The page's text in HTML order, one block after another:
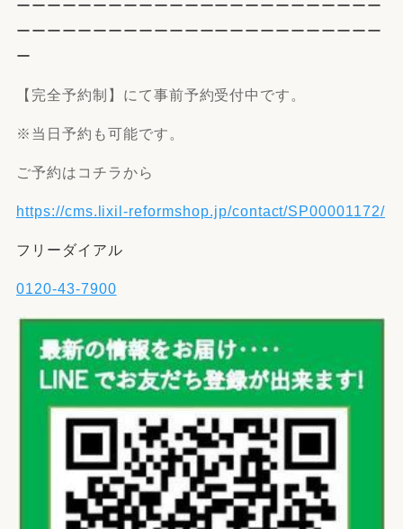
ーーーーーーーーーーーーーーーーーーーーーーーー
ーーーーーーーーーーーーーーーーーーーーーーーー
ー
【完全予約制】にて事前予約受付中です。
※当日予約も可能です。
ご予約はコチラから
https://cms.lixil-reformshop.jp/contact/SP00001172/
フリーダイアル
0120-43-7900